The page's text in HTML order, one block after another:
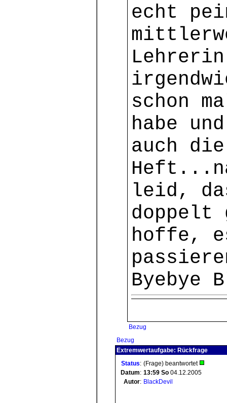
echt
schon
habe
auch
leid,
doppelt
hoffe,
Byebye
Bezug
Bezug
Extremwertaufgabe: Rückfrage
Status: (Frage) beantwortet
Datum: 13:59 So 04.12.2005
Autor: BlackDevil